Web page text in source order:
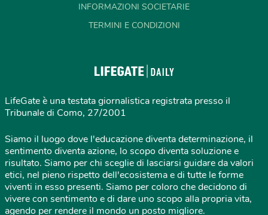
INFORMAZIONI SOCIETARIE
TERMINI E CONDIZIONI
LifeGate è una testata giornalistica registrata presso il
Tribunale di Como, 27/2001
Siamo il luogo dove l'educazione diventa determinazione, il
sentimento diventa azione, lo scopo diventa soluzione e
risultato. Siamo per chi sceglie di lasciarsi guidare da valori
etici, nel pieno rispetto dell'ecosistema e di tutte le forme
viventi in esso presenti. Siamo per coloro che decidono di
vivere con sentimento e di dare uno scopo alla propria vita,
agendo per rendere il mondo un posto migliore.